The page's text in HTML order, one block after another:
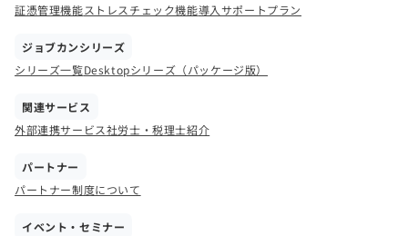
証憑管理機能ストレスチェック機能導入サポートプラン
ジョブカンシリーズ
シリーズ一覧Desktopシリーズ（パッケージ版）
関連サービス
外部連携サービス社労士・税理士紹介
パートナー
パートナー制度について
イベント・セミナー